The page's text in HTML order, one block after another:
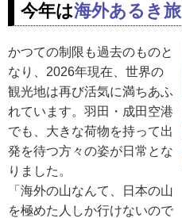
今年は海外あるき旅
かつての制限も過去のものと
なり、2026年現在、世界の
観光地は再び活気に満ちあふ
れています。羽田・成田空港
でも、大きな荷物を持って出
発を待つ方々の姿が日常とな
りました。
「海外の山なんて、日本の山
を極めた人しか行けないので